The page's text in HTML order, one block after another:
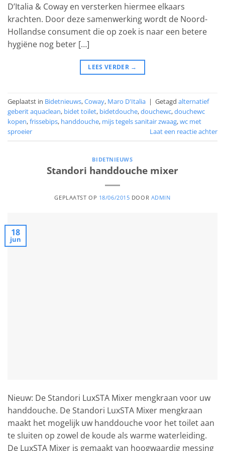
D’Italia & Coway en versterken hiermee elkaars
krachten. Door deze samenwerking wordt de Noord-
Hollandse consument die op zoek is naar een betere
hygiëne nog beter […]
LEES VERDER →
Geplaatst in Bidetnieuws,Coway, Maro D'Italia | Getagd alternatief
geberit aquaclean, bidet toilet, bidetdouche,douchewc,douchewc
kopen,frissebips, handdouche, mijs tegels sanitair zwaag,wc met
sproeier
Laat een reactie achter
BIDETNIEUWS
Standori handdouche mixer
GEPLAATST OP 18/06/2015 DOOR ADMIN
18
jun
Nieuw: De Standori LuxSTA Mixer mengkraan voor uw
handdouche. De Standori LuxSTA Mixer mengkraan
maakt het mogelijk uw handdouche voor het toilet aan
te sluiten op zowel de koude als warme waterleiding.
De LuxSTA Mixer is gemaakt van hoogwaardig messing